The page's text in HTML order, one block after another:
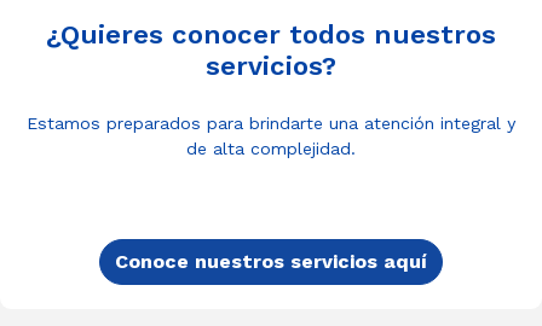
¿Quieres conocer todos nuestros
servicios?
Estamos preparados para brindarte una atención integral y
de alta complejidad.
Conoce nuestros servicios aquí